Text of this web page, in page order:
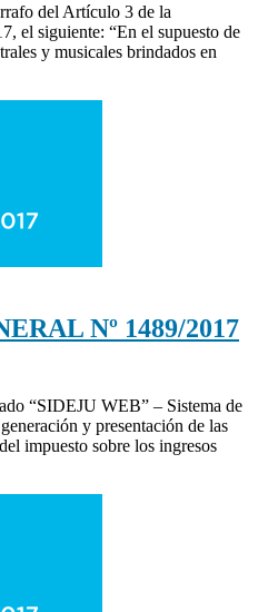
del Artículo 3 de la
el siguiente: “En el supuesto de
y musicales brindados en
Nº 1489/2017
“SIDEJU WEB” – Sistema de
y presentación de las
impuesto sobre los ingresos